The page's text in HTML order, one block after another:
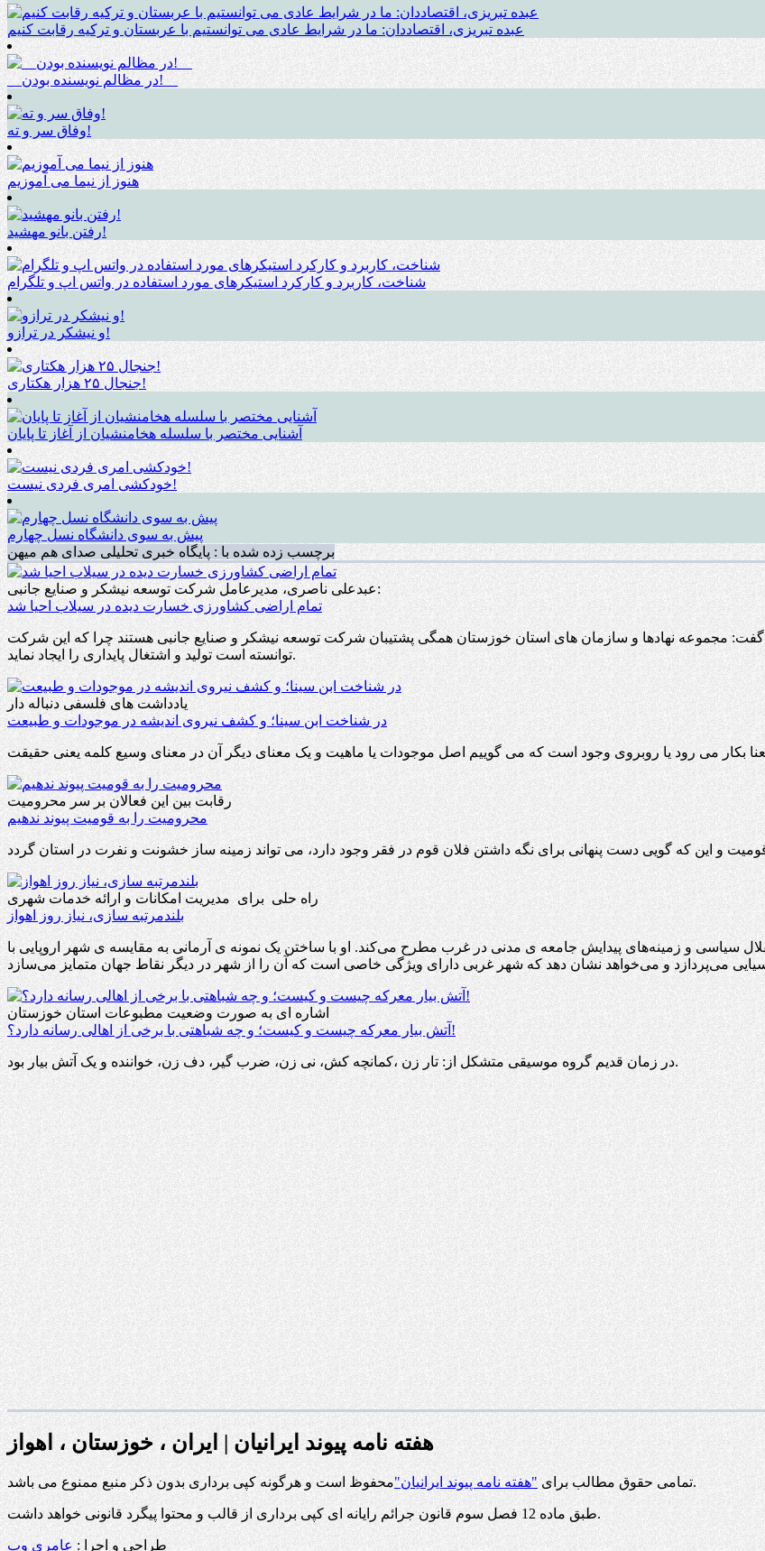
عبده تبریزی، اقتصاددان: ما در شرایط عادی می توانستیم با عربستان و ترکیه رقابت کنیم
__در مظالم نویسنده بودن!__
وفاق سر و ته!
هنوز از نیما می آموزیم
رفتن بانو مهشید!
شناخت، کاربرد و کارکرد استیکرهای مورد استفاده در واتس اپ و تلگرام
و نیشکر در ترازو!
جنجال ۲۵ هزار هکتاری!
آشنایی مختصر با سلسله هخامنشیان از آغاز تا پایان
خودکشی امری فردی نیست!
پیش به سوی دانشگاه نسل چهارم
برچسب زده شده با : پایگاه خبری تحلیلی صدای هم میهن
عبدعلی ناصری، مدیرعامل شرکت توسعه نیشکر و صنایع جانبی:
تمام اراضی کشاورزی خسارت دیده در سیلاب احیا شد
مجموعه نهادها و سازمان های استان خوزستان همگی پشتیبان شرکت توسعه نیشکر و صنایع جانبی هستند چرا که این شرکت
توانسته است تولید و اشتغال پایداری را ایجاد نماید.
یادداشت های فلسفی دنباله دار
در شناخت ابن سینا؛ و کشف نیروی اندیشه در موجودات و طبیعت
رقابت بین این فعالان بر سر محرومیت
محرومیت را به قومیت پیوند ندهیم
راه حلی برای مدیریت امکانات و ارائه خدمات شهری
بلندمرتبه سازی، نیاز روز اهواز
سیاسی و زمینه‌های پیدایش جامعه ی مدنی در غرب مطرح می‌کند. او با ساختن یک نمونه ی آرمانی به مقایسه ی شهر اروپایی با
اشاره ای به صورت وضعیت مطبوعات استان خوزستان
آتش بیار معرکه چیست و کیست؛ و چه شباهتی با برخی از اهالی رسانه دارد؟!
در زمان قدیم گروه موسیقی متشکل از: تار زن ،کمانچه کش، نی زن، ضرب گیر، دف زن، خواننده و یک آتش بیار بود.
هفته نامه پیوند ایرانیان | ایران ، خوزستان ، اهواز
تمامی حقوق مطالب برای "هفته نامه پیوند ایرانیان" محفوظ است و هرگونه کپی برداری بدون ذکر منبع ممنوع می باشد.
طبق ماده 12 فصل سوم قانون جرائم رایانه ای کپی برداری از قالب و محتوا پیگرد قانونی خواهد داشت.
طراحی و اجرا : عامری وب